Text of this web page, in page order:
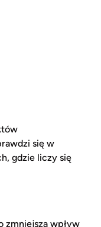
się w
gdzie liczy się
zmniejsza wpływ